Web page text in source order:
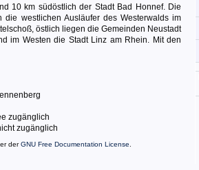
10 km südöstlich der Stadt Bad Honnef. Die
westlichen Ausläufer des Westerwalds im
östlich liegen die Gemeinden Neustadt
im Westen die Stadt Linz am Rhein. Mit den
zugänglich
zugänglich
derGNU Free Documentation License